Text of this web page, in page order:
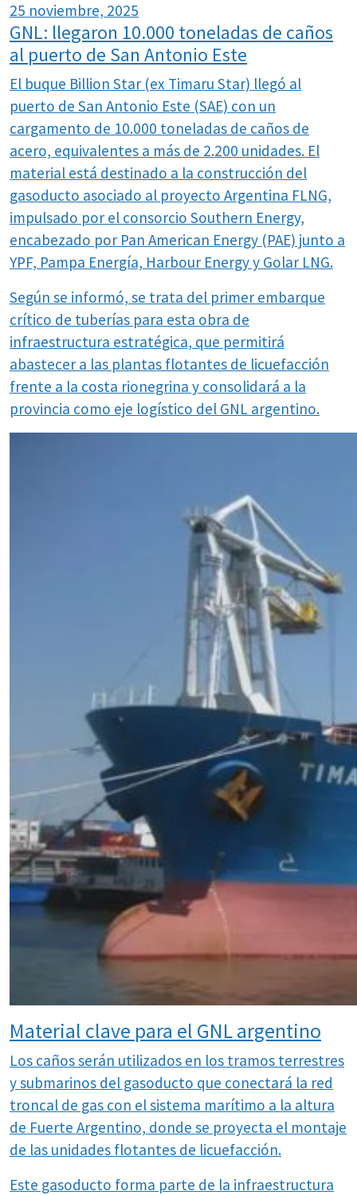
25 noviembre, 2025
GNL: llegaron 10.000 toneladas de caños
al puerto de San Antonio Este
El buque Billion Star (ex Timaru Star) llegó al
puerto de San Antonio Este (SAE) con un
cargamento de 10.000 toneladas de caños de
acero, equivalentes a más de 2.200 unidades. El
material está destinado a la construcción del
gasoducto asociado al proyecto Argentina FLNG,
impulsado por el consorcio Southern Energy,
encabezado por Pan American Energy (PAE) junto a
YPF, Pampa Energía, Harbour Energy y Golar LNG.
Según se informó, se trata del primer embarque
crítico de tuberías para esta obra de
infraestructura estratégica, que permitirá
abastecer a las plantas flotantes de licuefacción
frente a la costa rionegrina y consolidará a la
provincia como eje logístico del GNL argentino.
Material clave para el GNL argentino
Los caños serán utilizados en los tramos terrestres
y submarinos del gasoducto que conectará la red
troncal de gas con el sistema marítimo a la altura
de Fuerte Argentino, donde se proyecta el montaje
de las unidades flotantes de licuefacción.
Este gasoducto forma parte de la infraestructura